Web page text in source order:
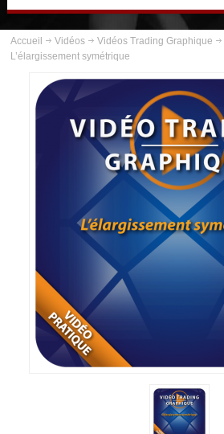
ABOUT US
PLANNING
VIDÉOS TRADING GOLD
VIDÉOS TRADING PÉTROLE
VIDÉOS TRADING ARGENT
Accueil Vidéos Vidéos Trading Graphique
L’élargissement symétrique